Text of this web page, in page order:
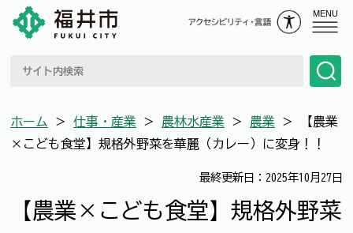
MENU
ホーム ＞ 仕事・産業 ＞ 農林水産業 ＞ 農業 ＞
【農業
×こども食堂】規格外野菜を華麗（カレー）に変身！！
最終更新日：2025年10月27日
【農業×こども食堂】規格外野菜